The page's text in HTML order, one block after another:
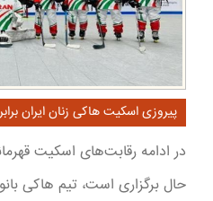
پیروزی اسکیت هاکی زنان ایران
در ادامه رقابت‌های اسکیت
حال برگزاری است، تیم هاکی